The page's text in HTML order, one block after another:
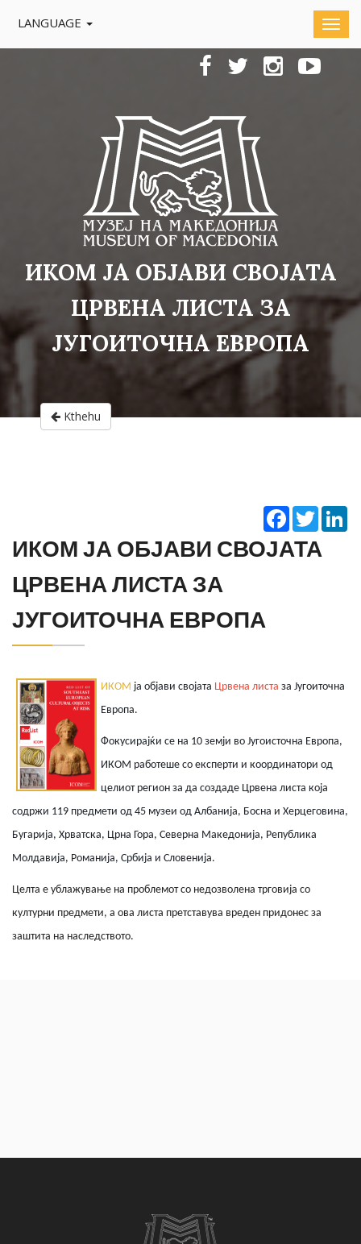
Kthehu
LANGUAGE
ИКОМ ЈА ОБЈАВИ СВОЈАТА
ЦРВЕНА ЛИСТА ЗА
ЈУГОИТОЧНА ЕВРОПА
Facebook
Twitter
ИКОМ ЈА ОБЈАВИ СВОЈАТА
ЦРВЕНА ЛИСТА ЗА
ЈУГОИТОЧНА ЕВРОПА
ИКОМ ја објави својата Црвена листа за Југоиточна
Европа.
Фокусирајќи се на 10 земји во Југоисточна Европа,
ИКОМ работеше со експерти и координатори од
целиот регион за да создаде Црвена листа која
содржи 119 предмети од 45 музеи од Албанија, Босна и Херцеговина,
Бугарија, Хрватска, Црна Гора, Северна Македонија, Република
Молдавија, Романија, Србија и Словенија.
Целта е ублажување на проблемот со недозволена трговија со
културни предмети, а ова листа претставува вреден придонес за
заштита на наследството.